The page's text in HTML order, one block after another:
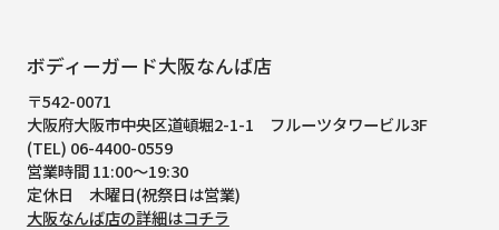
ボディーガード大阪なんば店
〒542-0071
大阪府大阪市中央区道頓堀2-1-1
フルーツタワービル3F
(TEL) 06-4400-0559
営業時間 11:00～19:30
定休日 木曜日(祝祭日は営業)
大阪なんば店の詳細はコチラ